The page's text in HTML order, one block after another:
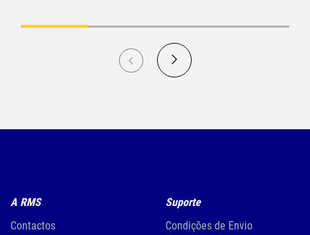
A RMS
Contactos
Suporte
Condições de Envio